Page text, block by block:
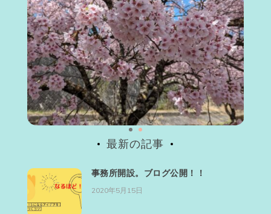
最新の記事
事務所開設。ブログ公開！！
2020年5月15日